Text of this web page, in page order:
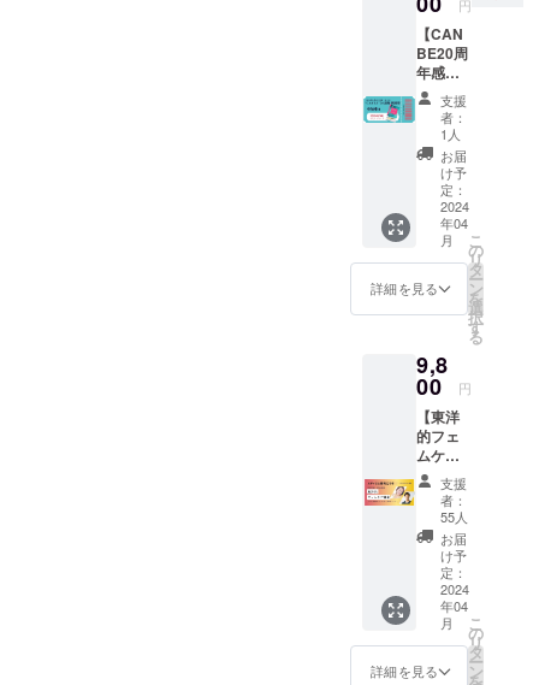
）
選び
（PDF
） -恋
も仕事
も手に
いれる
女性の
成功法
（PDF
好きな
動画1
本！（※
提供方
法：
を記載
しま
す。） -
愛と美
生と性
に生き
る （ラ
ビュー
ティ特
別編）
(収録時
間：17
れから
の時代
て生き
セージ
・PDF
教材 -
マスメ
ディア
を使っ
たブラ
ンディ
ング戦
略」by
おかざ
きなな
PDF -男
磨き失
敗しな
も仕事
も手に
いれる
女性の
成功法
則PDF
・お好
きな動
画2本！
（※提供
方法：
メール
にURL
を記載
しま
愛と美
す。 ※
当日受
付のリ
ストに
て対
応。 ※
自由席1
名 ※Bエ
リア（3
番目に
見やす
いお
席、購
入順に
前方エ
す） ・
2024年
4月26日
(金)18:0
0～
20:00
CANBE
20周年
感謝祭
参加
権 ・
お礼
メッ
セージ
メール
・PDF
教材(51
円
【CAN
BE20周
年感謝
祭 参加
権B+
CQ妊活
本
(PDF)】
※郵送は
されま
せん。
※PDF提
供方
法：
メール
にURL
しま
す。 ※
当日受
付のリ
ストに
て対
応。 ※
自由席1
名 ※Bエ
リア（3
番目に
見やす
いお
席、購
入順に
前方エ
リアが
支援
者：
1人
お届
け予
定：
2024
年04
月
詳細を見る
こ
の
リ
タ
ー
ン
を
選
択
す
る
9,8
00 円
【東洋
的フェ
ムケア
動画教
材】 ・
お礼の
メール
・動画
教材／
フェム
ケアス
テップ
１〜６
収録時
支援
者：
55人
お届
け予
定：
2024
年04
月
詳細を見る
こ
の
リ
タ
ー
ン